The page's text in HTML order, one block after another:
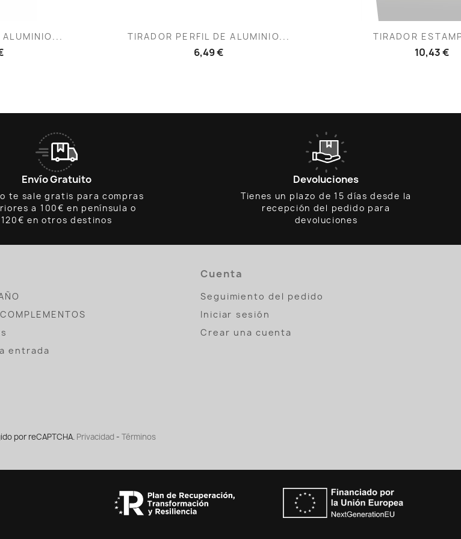
ALUMINIO... Vista rápida
TIRADOR PERFIL DE ALUMINIO...
6,49 €
Vista
TIRADOR
10,43 €
Envío Gratuito
te sale gratis para compras
a 100€ en península o
120€ en otros destinos
Devoluciones
Tienes un plazo de 15 días desde la
recepción del pedido para
devoluciones
entrada
Cuenta
Seguimiento del pedido
Iniciar sesión
Crear una cuenta
por reCAPTCHA. Privacidad - Términos